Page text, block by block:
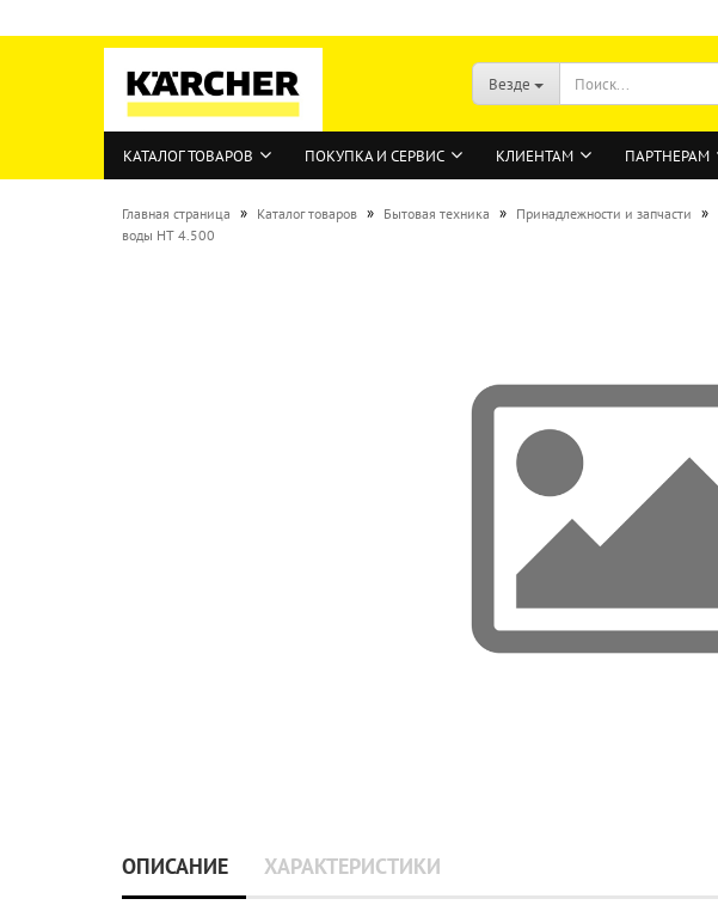
Везде
КАТАЛОГ ТОВАРОВ ПОКУПКА И СЕРВИС КЛИЕНТАМ ПАРТНЕРАМ
Главная страница » Каталог товаров » Бытовая техника » Принадлежности и запчасти »
воды HT 4.500
ОПИСАНИЕ ХАРАКТЕРИСТИКИ